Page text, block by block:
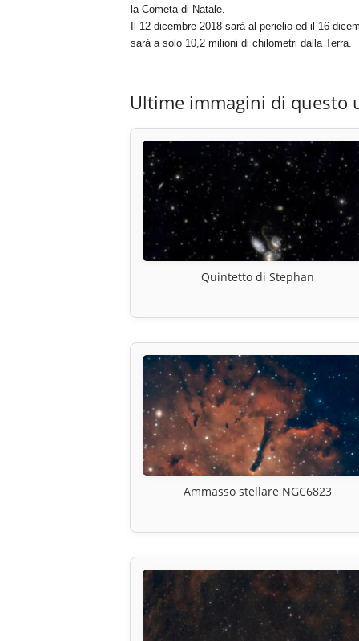
la Cometa di Natale.
Il 12 dicembre 2018 sarà al perielio ed il 16
sarà a solo 10,2 milioni di chilometri dalla Terra.
Ultime immagini di questo
Quintetto di Stephan
Ammasso stellare NGC6823